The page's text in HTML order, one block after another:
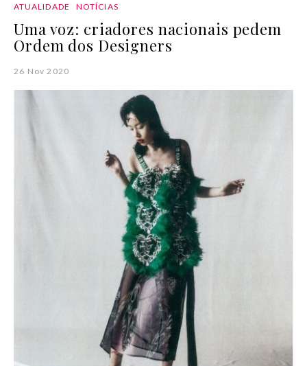
ATUALIDADE NOTÍCIAS
Uma voz: criadores nacionais pedem
Ordem dos Designers
26 Nov 2020